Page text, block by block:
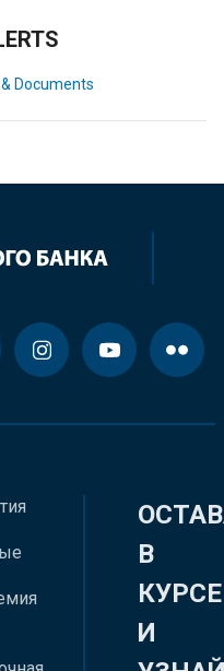
Documents
В
КУРСЕ
И